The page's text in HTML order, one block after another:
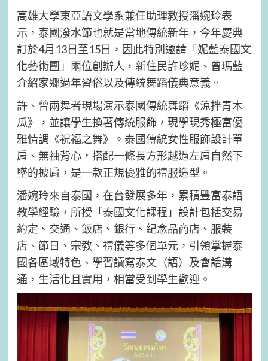
高雄大學東亞語文學系兼任助理教授潘婉玲表
示，泰國潑水節也就是當地傳統新年，今年慶典
訂於4月13日至15日，因此特別邀請「妮藍泰國文
化藝術團」兩位創辦人，新住民許珍妮、曾瑪藍
介紹家鄉過年習俗以及傳統舞蹈儀典意義。
許、曾兩舞者現場演示泰國傳統舞蹈《涼拌青木
瓜》，並讓學生換著傳統服飾，現學現秀極富優
雅情調《祝福之舞》。泰國傳統女性服飾設計單
肩、無袖背心，搭配一條長方形越過左肩自然下
墜的披肩，是一款正規優雅的禮服造型。
潘婉玲來自泰國，在台發展多年，累積豐富泰語
教學經驗，所授「泰國文化課程」設計包括交易
約定、交通、飯店、銀行、紀念品商店、服裝
店、節日、宗教、禮儀等多個單元，引領掌握泰
國各區域特色、學習讀寫泰文（語）及會話溝
通，生活化且實用，相當受到學生歡迎。